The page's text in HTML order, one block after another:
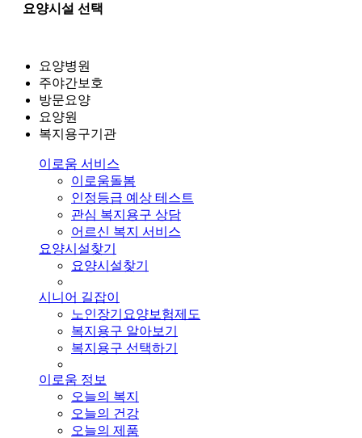
요양시설 선택
요양병원
주야간보호
방문요양
요양원
복지용구기관
이로움 서비스
이로움돌봄
인정등급 예상 테스트
관심 복지용구 상담
어르신 복지 서비스
요양시설찾기
요양시설찾기
시니어 길잡이
노인장기요양보험제도
복지용구 알아보기
복지용구 선택하기
이로움 정보
오늘의 복지
오늘의 건강
오늘의 제품